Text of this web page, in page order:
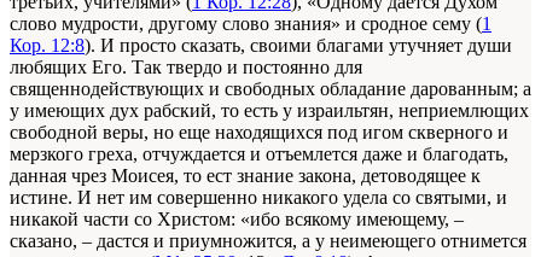
слово мудрости, другому слово знания» и сродное сему (1
Кор. 12:8). И просто сказать, своими благами утучняет души
любящих Его. Так твердо и постоянно для
священнодействующих и свободных обладание дарованным; а
у имеющих дух рабский, то есть у израильтян, неприемлющих
свободной веры, но еще находящихся под игом скверного и
мерзкого греха, отчуждается и отъемлется даже и благодать,
данная чрез Моисея, то ест знание закона, детоводящее к
истине. И нет им совершенно никакого удела со святыми, и
никакой части со Христом: «ибо всякому имеющему, –
сказано, – дастся и приумножится, а у неимеющего отнимется